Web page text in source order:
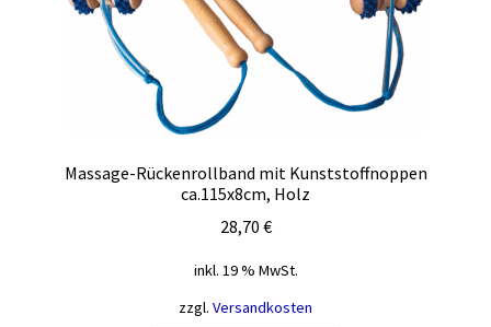
auf
Produktseite
gewählt
Massage-Rückenrollband mit Kunststoffnoppen
ca.115x8cm, Holz
28,70 €
inkl. 19 % MwSt.
zzgl. Versandkosten